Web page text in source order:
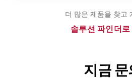
더 많은 제품을 찾고
솔루션 파인더
지금 문